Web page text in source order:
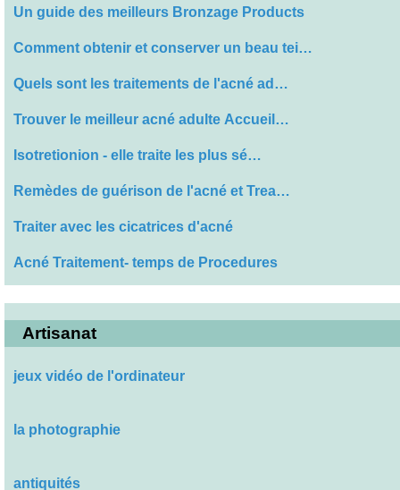
Un guide des meilleurs Bronzage Products
Comment obtenir et conserver un beau tei…
Quels sont les traitements de l'acné ad…
Trouver le meilleur acné adulte Accueil…
Isotretionion - elle traite les plus sé…
Remèdes de guérison de l'acné et Trea…
Traiter avec les cicatrices d'acné
Acné Traitement- temps de Procedures
Artisanat
jeux vidéo de l'ordinateur
la photographie
antiquités